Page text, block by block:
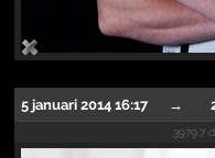
5 januari 2014 16:17 →
3979.7